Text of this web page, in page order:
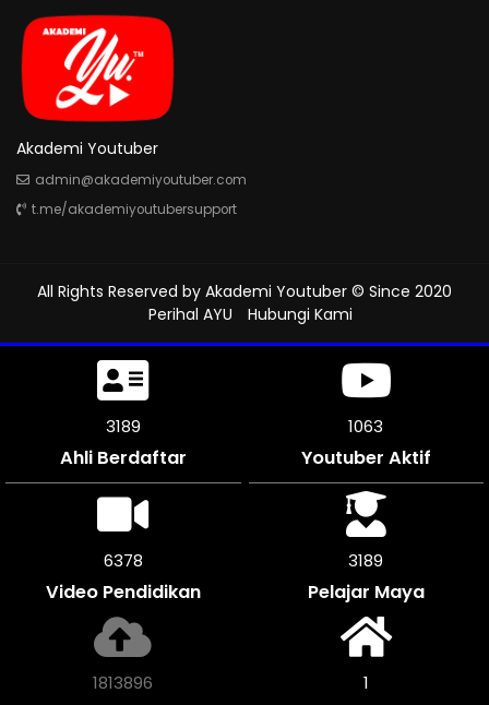
Akademi Youtuber
admin@akademiyoutuber.com
t.me/akademiyoutubersupport
All Rights Reserved by Akademi Youtuber © Since 2020
Perihal AYU
Hubungi Kami
3549
Ahli Berdaftar
1183
Youtuber Aktif
7098
Video Pendidikan
3546
Pelajar Maya
2018856 1